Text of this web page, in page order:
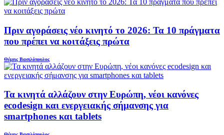
Πριν αγοράσεις νέο κινητό το 2026: Τα 10 πράγματα
που πρέπει να κοιτάξεις πρώτα
Θέμης Βασιλόπουλος
Τα κινητά αλλάζουν στην Ευρώπη, νέοι κανόνες
ecodesign και ενεργειακής σήμανσης για
smartphones και tablets